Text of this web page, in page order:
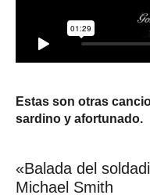
Estas son otras
sardino y afortunado.
«Balada del
Michael Smith